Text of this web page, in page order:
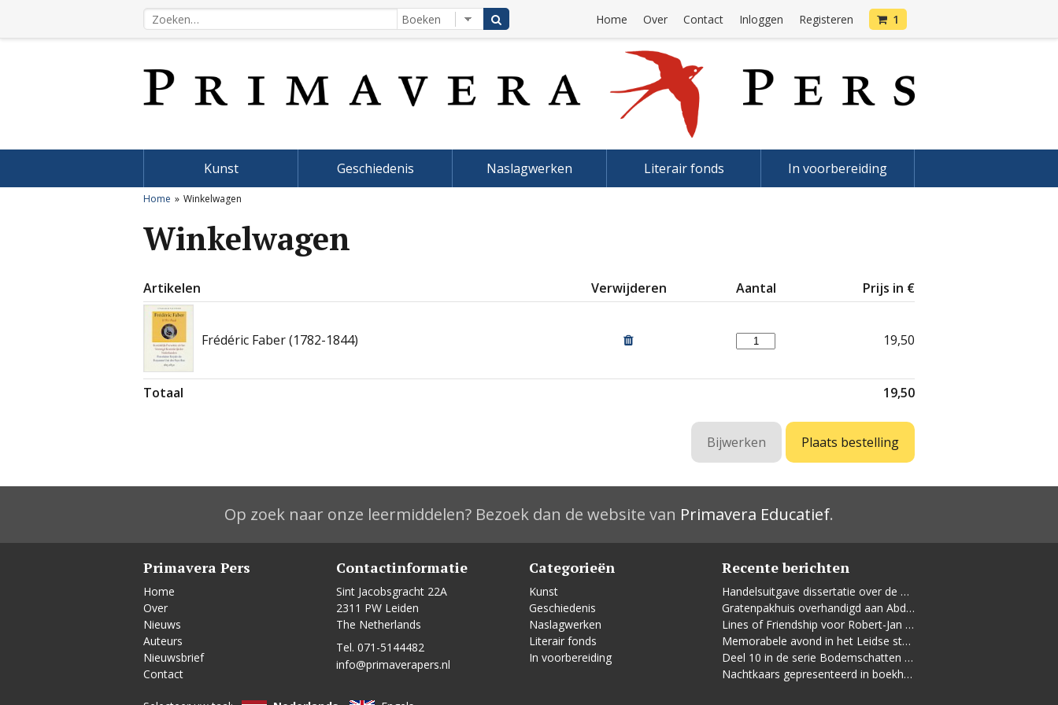
Home Over Contact Inloggen Registeren 1
Kunst Geschiedenis Naslagwerken Literair fonds In voorbereiding
Home Winkelwagen
Winkelwagen
Artikelen Verwijderen Aantal Prijs in €
Frédéric Faber (1782-1844) 19,50
Totaal 19,50
Op zoek naar onze leermiddelen? Bezoek dan de website van Primavera Educatief.
Primavera Pers
Home
Over
Nieuws
Auteurs
Nieuwsbrief
Contact
Contactinformatie
Sint Jacobsgracht 22A
2311 PW Leiden
The Netherlands
Tel. 071-5144482
info@primaverapers.nl
Categorieën
Kunst
Geschiedenis
Naslagwerken
Literair fonds
In voorbereiding
Recente berichten
Handelsuitgave dissertatie over de Leidse vrouwenbeweging
Gratenpakhuis overhandigd aan Abdelhaq Jermoumi
Lines of Friendship voor Robert-Jan te Rijdt
Memorabele avond in het Leidse stadhuis
Deel 10 in de serie Bodemschatten en Bouwgeheimen verschenen
Nachtkaars gepresenteerd in boekhandel De Kler